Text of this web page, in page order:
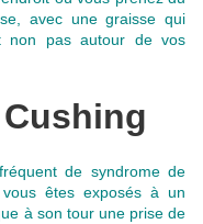
avec une graisse qui
non pas autour de vos
de syndrome de
êtes exposés à un
à son tour une prise de